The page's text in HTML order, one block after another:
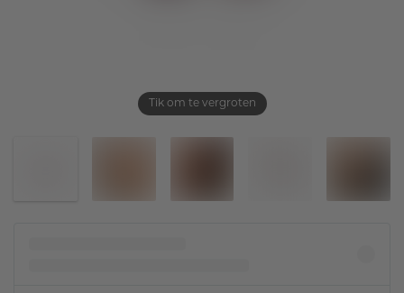
Tik om te vergroten